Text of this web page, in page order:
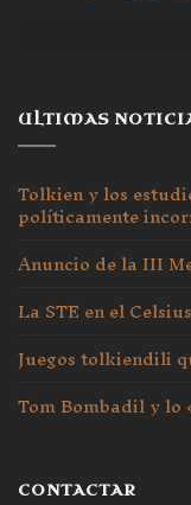
ULTIMAS
Tolkien y los
políticamente
Anuncio de la III
La STE en el
Juegos tolkiendili
Tom Bombadil y
CONTACTAR